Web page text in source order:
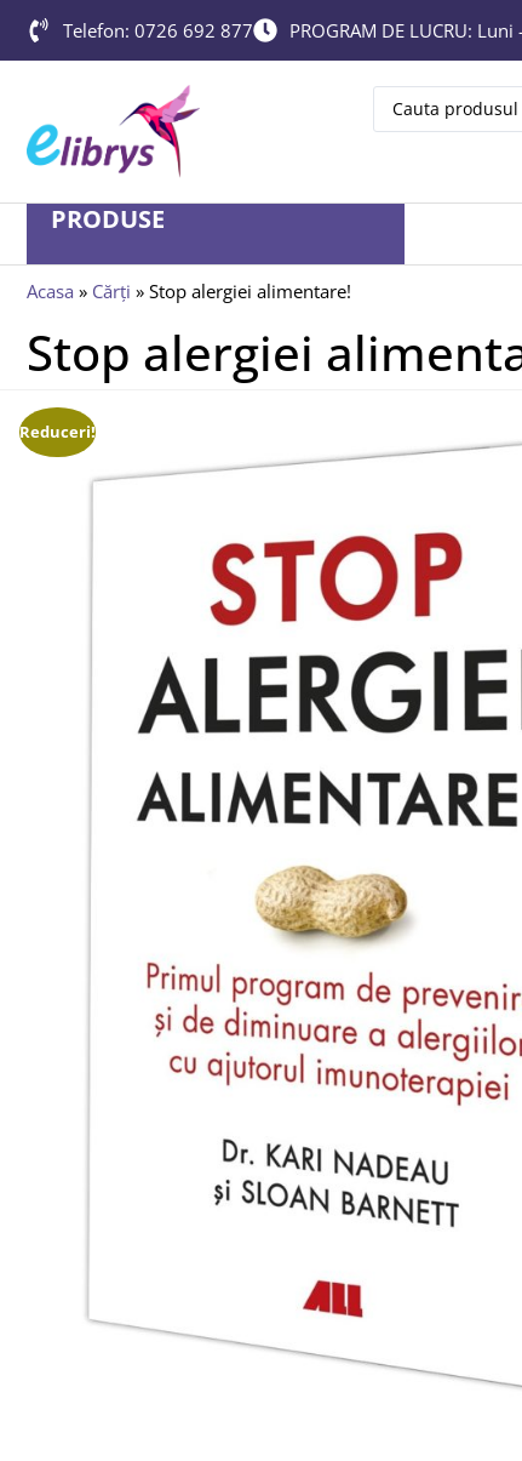
Telefon: 0726 692 877 PROGRAM DE LUCRU:
PRODUSE
Acasa » Cărți » Stop alergiei alimentare!
Stop alergiei
Reduceri!